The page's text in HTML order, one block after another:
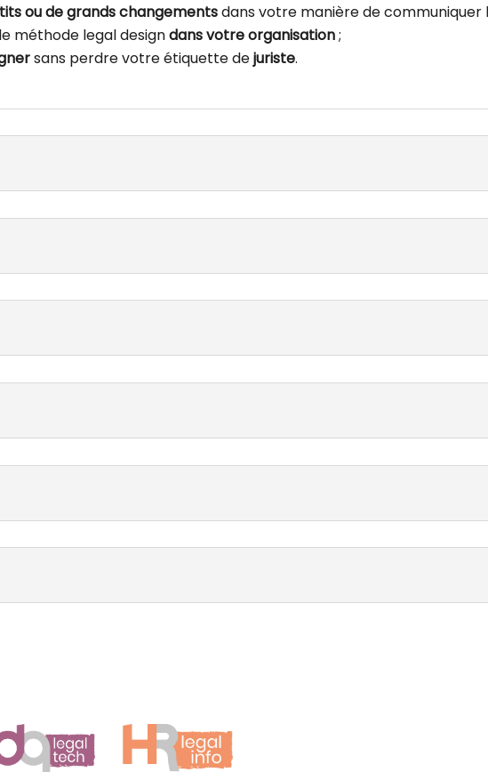
ou de grands changementsdans votre manière de communiquer
méthode legal designdans votre organisation;
sans perdre votre étiquette dejuriste.